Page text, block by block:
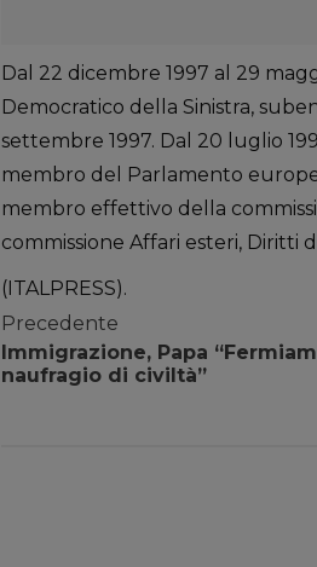
Dal 22 dicembre 1997 al 29
Democratico della Sinistra,
settembre 1997. Dal 20 luglio
membro del Parlamento
membro effettivo della
commissione Affari esteri, Diritti
(ITALPRESS).
Precedente
Immigrazione, Papa
naufragio di civiltà”